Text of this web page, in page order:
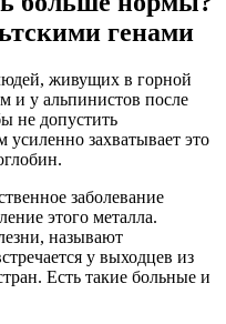
генами
живущих в горной
и у альпинистов после
не допустить
усиленно захватывает это
заболевание
этого металла.
называют
у выходцев из
Есть такие больные и